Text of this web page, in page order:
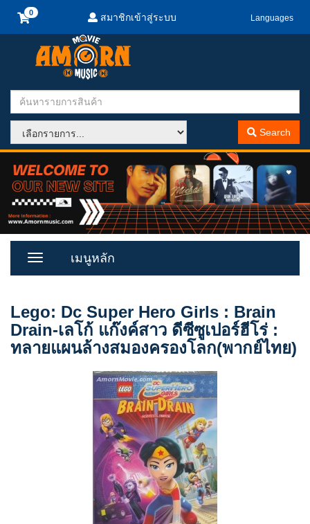
สมาชิกเข้าสู่ระบบ Languages
Search
Toggle
เมนูหลัก
Lego: Dc Super Hero Girls : Brain
Drain-เลโก้ แก๊งค์สาว ดีซีซูเปอร์ฮีโร่ :
ทลายแผนล้างสมองครองโลก(พากย์ไทย)